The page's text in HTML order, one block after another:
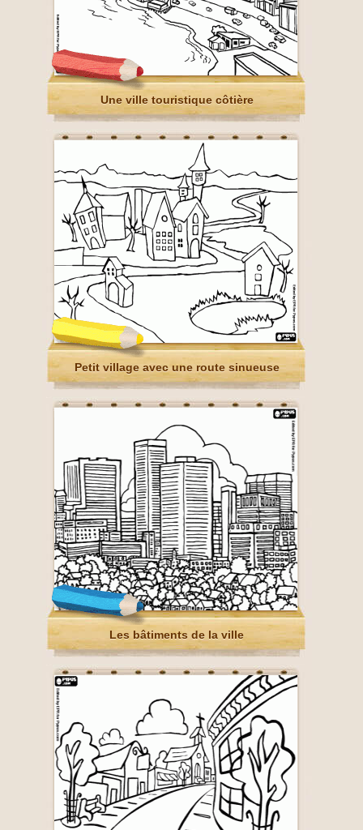
Une ville touristique côtière
Petit village avec une route sinueuse
Les bâtiments de la ville